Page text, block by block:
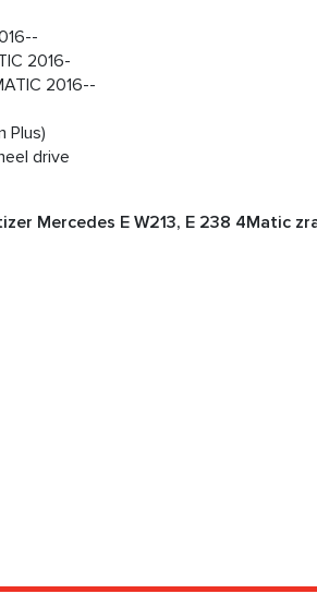
2016-
2016--
Plus)
drive
Mercedes E W213, E 238 4Matic